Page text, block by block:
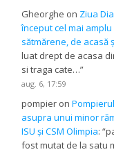
Gheorghe on Ziua
început cel mai
sătmărene, de acasă
luat drept de acasa
si traga cate…”
aug. 6, 17:59
pompier on
asupra unui minor
ISU și CSM Olimpia: “
fost mutat de la satu